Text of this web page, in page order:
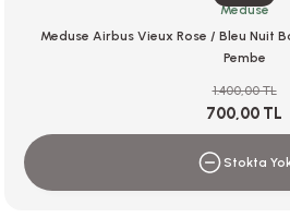
Meduse
Meduse Airbus Vieux Rose / Bleu Nuit
Pembe
700,00 TL
1.400,00 TL
Stokta